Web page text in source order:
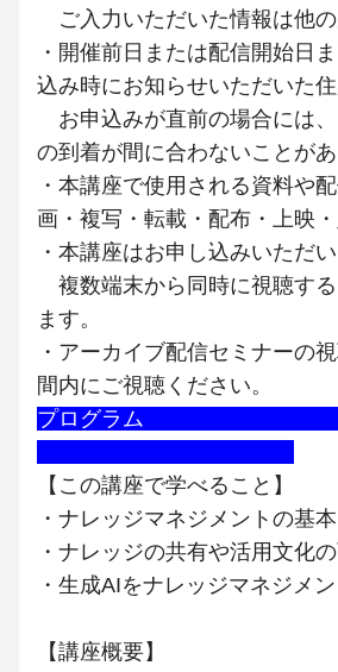
ご入力いただいた情報は他
・開催前日または配信開始日
込み時にお知らせいただいた
お申込みが直前の場合には
の到着が間に合わないことが
・本講座で使用される資料や
画・複写・転載・配布・上映
・本講座はお申し込みいただ
複数端末から同時に視聴す
ます。
・アーカイブ配信セミナーの
間内にご視聴ください。
プログラム
【この講座で学べること】
・ナレッジマネジメントの基
・ナレッジの共有や活用文化
・生成AIをナレッジマネジメ
【講座概要】